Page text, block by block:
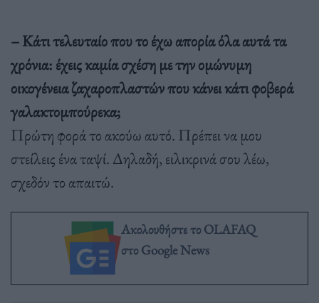
– Κάτι τελευταίο που το έχω απορία όλα αυτά τα
χρόνια: έχεις καμία σχέση με την ομώνυμη
οικογένεια ζαχαροπλαστών που κάνει κάτι φοβερά
γαλακτομπούρεκα;
Πρώτη φορά το ακούω αυτό. Πρέπει να μου
στείλεις ένα ταψί. Δηλαδή, ειλικρινά σου λέω,
σχεδόν το απαιτώ.
Ακολουθήστε το OLAFAQ
στο Google News